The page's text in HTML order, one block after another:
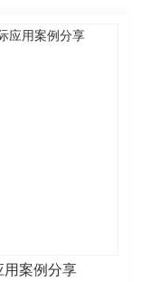
用案例分享